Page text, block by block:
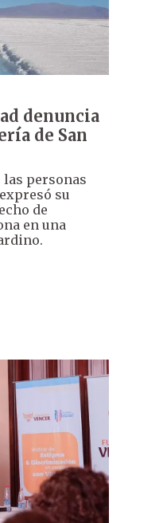
denuncia
de San
personas
su
de
en una